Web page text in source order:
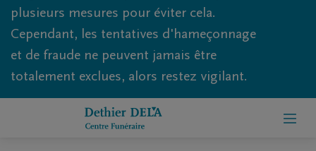
plusieurs mesures pour éviter cela.
Cependant, les tentatives d'hameçonnage
et de fraude ne peuvent jamais être
totalement exclues, alors restez vigilant.